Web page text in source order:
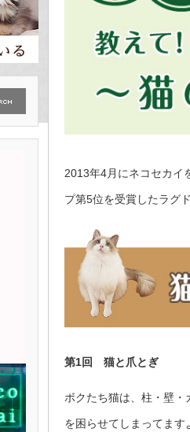
2013年4月にネコセカイ
プ第5位を受賞したラグ
第1回 猫と爪とぎ
ボクたち猫は、柱・壁・
を困らせてしまってます